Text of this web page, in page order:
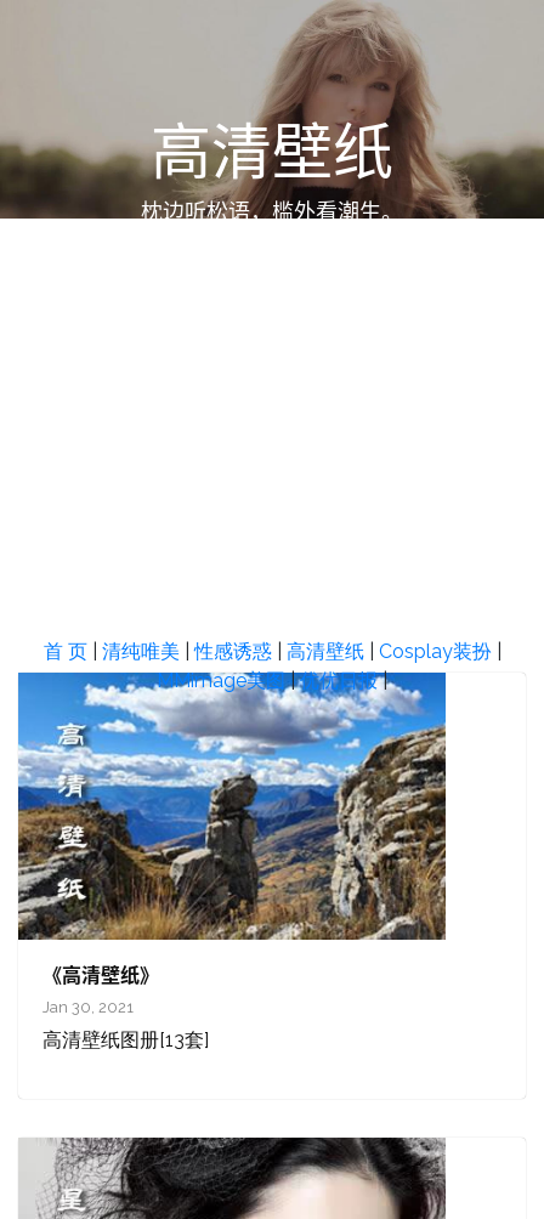
高清壁纸
枕边听松语，槛外看潮生。
首 页| 清纯唯美 |性感诱惑| 高清壁纸| Cosplay装扮|
MMimage美图|优优日报|
《高清壁纸》
Jan 30, 2021
高清壁纸图册[13套]